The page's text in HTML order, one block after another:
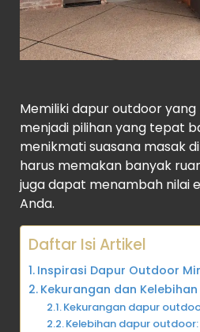
Memiliki dapur outdoor
menjadi pilihan yang tepat
menikmati suasana masak
harus memakan banyak
juga dapat menambah nilai
Anda.
Daftar Isi Artikel
Inspirasi Dapur Outdoor
Kekurangan dan Kelebihan
Kekurangan dapur
Kelebihan dapur outdoor: